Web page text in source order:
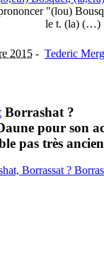
"(lou)
le t. (la) (…)
2015 - Tederic
Borrashat ?
pour son
pas très
Borrassat ?